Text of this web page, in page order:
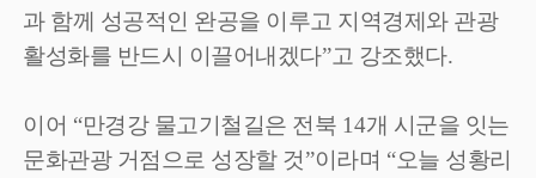
과 함께 성공적인 완공을 이루고 지역경제와 관광
활성화를 반드시 이끌어내겠다”고 강조했다.
이어 “만경강 물고기철길은 전북 14개 시군을 잇는
문화관광 거점으로 성장할 것”이라며 “오늘 성황리